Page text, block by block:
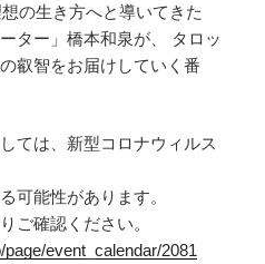
の生き方へと導いてきた
ター」橋本和泉が、 タロッ
叡智をお届けしていく番
ては、新型コロナウィルス
可能性があります。
ご確認ください。
event_calendar/2081